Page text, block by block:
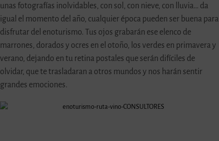
unas fotografías inolvidables, con sol, con nieve, con lluvia… da
igual el momento del año, cualquier época pueden ser buena para
disfrutar del enoturismo. Tus ojos grabarán ese elenco de
marrones, dorados y ocres en el otoño, los verdes en primavera y
verano, dejando en tu retina postales que serán difíciles de
olvidar, que te trasladaran a otros mundos y nos harán sentir
grandes emociones.